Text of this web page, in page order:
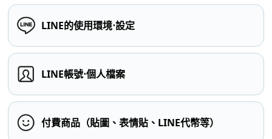
LINE的使用環境⋅設定
LINE帳號⋅個人檔案
付費商品（貼圖、表情貼、LINE代幣等）